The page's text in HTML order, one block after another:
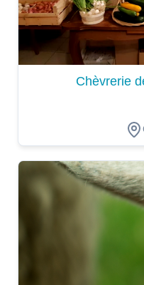
Chèvrerie
Dégustation